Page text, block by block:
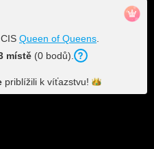
Queen of Queens
místě (0 bodů).
priblížili k víťazstvu!